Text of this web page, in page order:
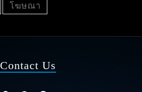
โฆษณา
Contact Us